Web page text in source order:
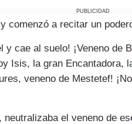
PUBLICIDAD
comenzó a recitar un
y cae al suelo! ¡Veneno de
Isis, la gran Encantadora,
veneno de Mestetef!
el veneno de